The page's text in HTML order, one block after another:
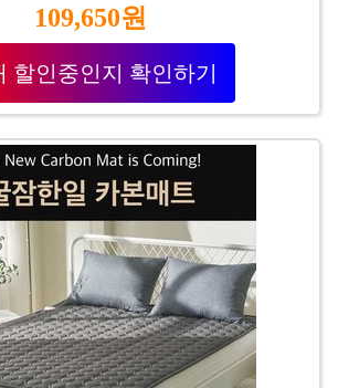
109,650원
할인중인지 확인하기